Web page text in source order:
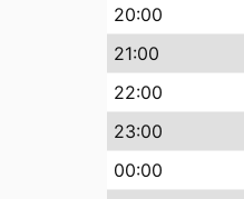
20:00
21:00
22:00
23:00
00:00